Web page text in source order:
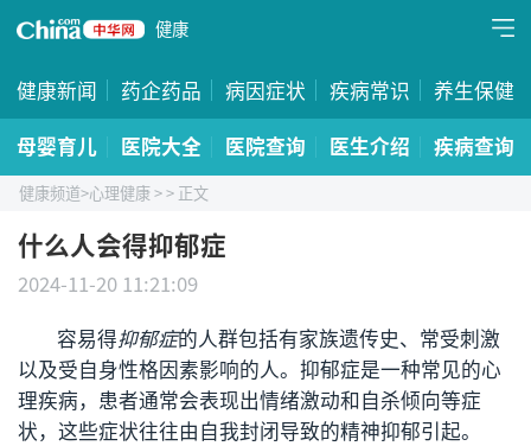
健康
健康新闻 药企药品 病因症状 疾病常识
养生保健
母婴育儿
医院大全 医院查询 医生介绍 疾病查询
健康频道>心理健康>> 正文
什么人会得抑郁症
2024-11-20 11:21:09
容易得抑郁症的人群包括有家族遗传史、常受刺激
以及受自身性格因素影响的人。抑郁症是一种常见的心
理疾病，患者通常会表现出情绪激动和自杀倾向等症
状，这些症状往往由自我封闭导致的精神抑郁引起。